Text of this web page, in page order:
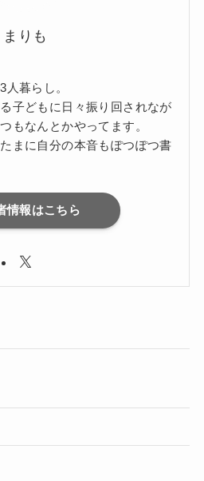
まりも
暮らし。
子どもに日々振り回されなが
もなんとかやってます。
まに自分の本音もぽつぽつ書
情報はこちら